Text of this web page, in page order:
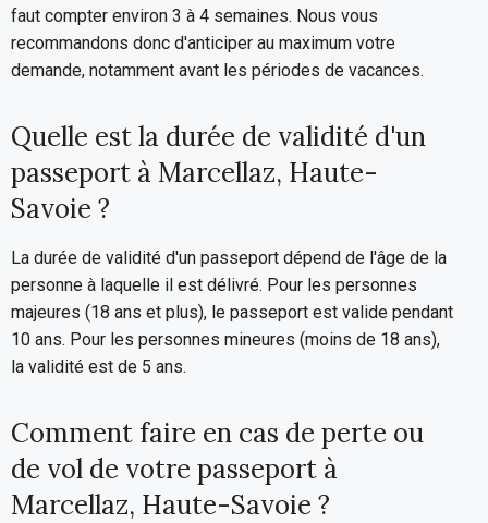
faut compter environ 3 à 4 semaines. Nous vous
recommandons donc d'anticiper au maximum votre
demande, notamment avant les périodes de vacances.
Quelle est la durée de validité d'un
passeport à Marcellaz, Haute-
Savoie ?
La durée de validité d'un passeport dépend de l'âge de la
personne à laquelle il est délivré. Pour les personnes
majeures (18 ans et plus), le passeport est valide pendant
10 ans. Pour les personnes mineures (moins de 18 ans),
la validité est de 5 ans.
Comment faire en cas de perte ou
de vol de votre passeport à
Marcellaz, Haute-Savoie ?